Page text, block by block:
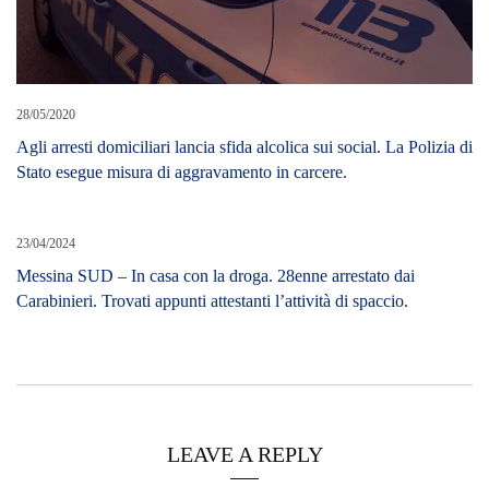
28/05/2020
Agli arresti domiciliari lancia sfida alcolica sui social. La Polizia di
Stato esegue misura di aggravamento in carcere.
23/04/2024
Messina SUD – In casa con la droga. 28enne arrestato dai
Carabinieri. Trovati appunti attestanti l’attività di spaccio.
LEAVE A REPLY